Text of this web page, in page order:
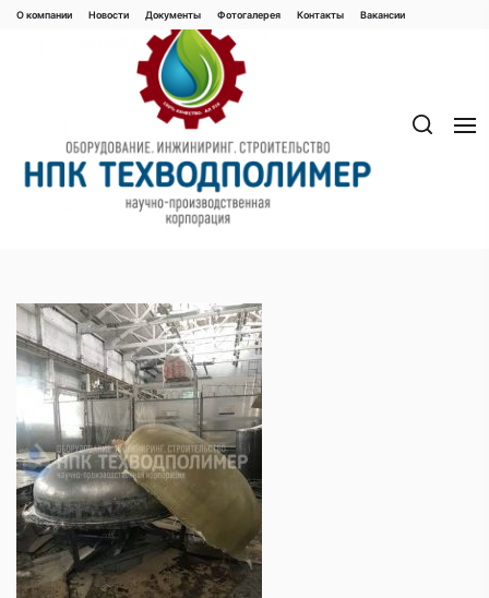
Перейти
О компании Новости Документы Фотогалерея Контaкты Вакaнсии